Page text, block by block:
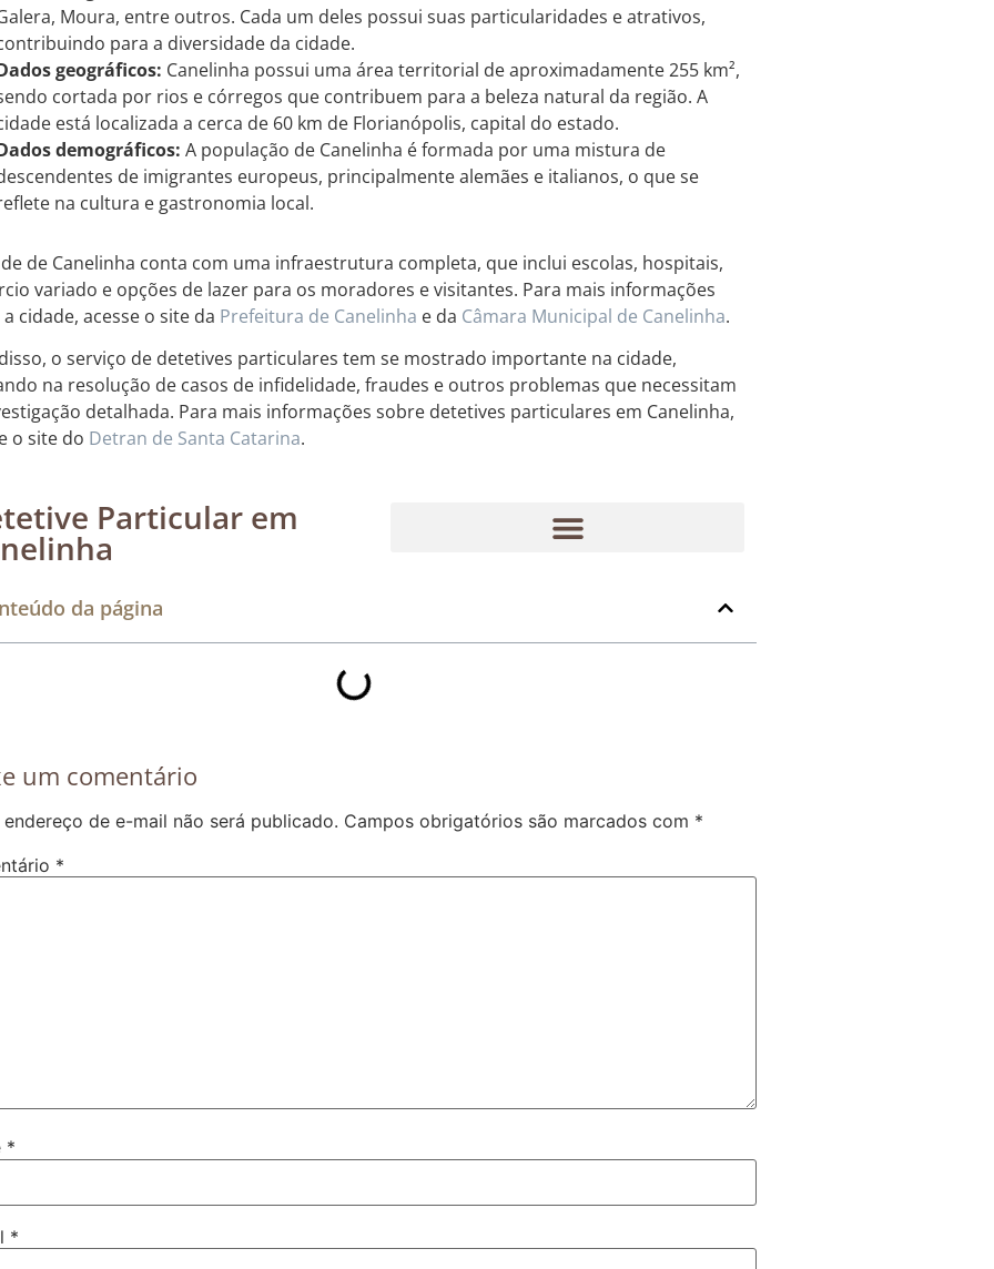
Moura, entre outros. Cada um deles possui suas particularidades e atrativos,
para a diversidade da cidade.
geográficos: Canelinha possui uma área territorial de aproximadamente 255 km²,
cortada por rios e córregos que contribuem para a beleza natural da região. A
está localizada a cerca de 60 km de Florianópolis, capital do estado.
demográficos: A população de Canelinha é formada por uma mistura de
de imigrantes europeus, principalmente alemães e italianos, o que se
na cultura e gastronomia local.
de Canelinha conta com uma infraestrutura completa, que inclui escolas, hospitais,
variado e opções de lazer para os moradores e visitantes. Para mais informações
cidade, acesse o site da Prefeitura de Canelinha e da Câmara Municipal de Canelinha.
o serviço de detetives particulares tem se mostrado importante na cidade,
na resolução de casos de infidelidade, fraudes e outros problemas que necessitam
detalhada. Para mais informações sobre detetives particulares em Canelinha,
o site do Detran de Santa Catarina.
Particular em
da página
um comentário
endereço de e-mail não será publicado. Campos obrigatórios são marcados com *
*
*
*